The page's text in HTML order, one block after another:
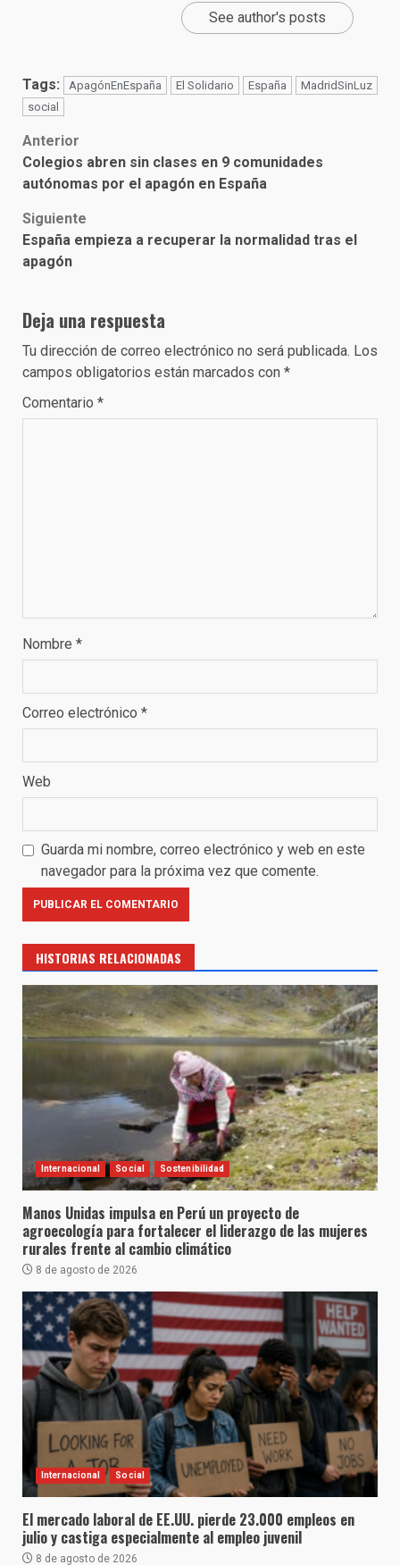
See author's posts
Tags: ApagónEnEspaña El Solidario España
MadridSinLuz
social
Post
navigation
Anterior
Colegios abren sin clases en 9 comunidades
autónomas por el apagón en España
Siguiente
España empieza a recuperar la normalidad tras el
apagón
Deja una respuesta
Tu dirección de correo electrónico no será publicada. Los
campos obligatorios están marcados con *
Comentario *
Nombre *
Correo electrónico *
Web
Guarda mi nombre, correo electrónico y web en este
navegador para la próxima vez que comente.
HISTORIAS RELACIONADAS
Internacional Social Sostenibilidad
Manos Unidas impulsa en Perú un proyecto de
agroecología para fortalecer el liderazgo de las mujeres
rurales frente al cambio climático
8 de agosto de 2026
Internacional Social
El mercado laboral de EE.UU. pierde 23.000 empleos en
julio y castiga especialmente al empleo juvenil
8 de agosto de 2026